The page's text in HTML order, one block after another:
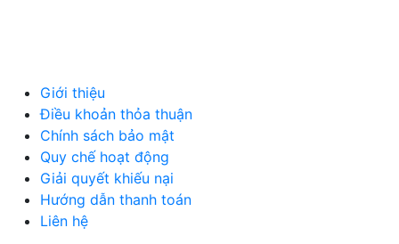
Giới thiệu
Điều khoản thỏa thuận
Chính sách bảo mật
Quy chế hoạt động
Giải quyết khiếu nại
Hướng dẫn thanh toán
Liên hệ